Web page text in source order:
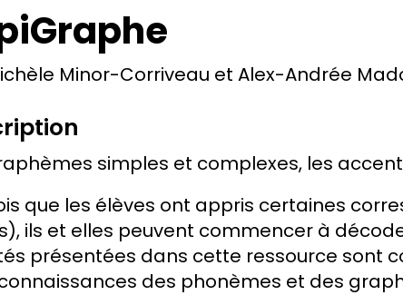
Minor-Corriveau et Alex-Andrée
simples et complexes, les
que les élèves ont appris certaines
ils et elles peuvent commencer à
présentées dans cette ressource sont
des phonèmes et des